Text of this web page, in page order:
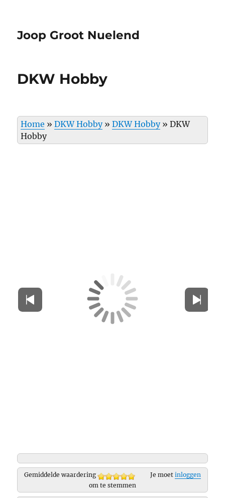
Joop Groot Nuelend
DKW Hobby
Home »DKW Hobby»DKW Hobby»DKW
Hobby
Gemiddelde waardering Je moet inloggen
om te stemmen